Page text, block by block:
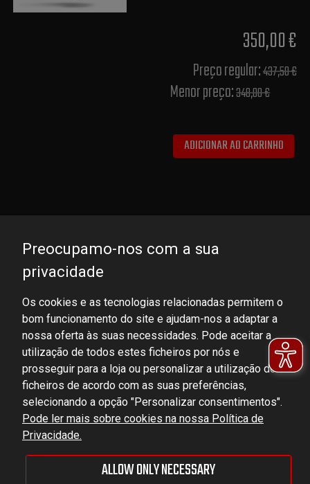
350,00 €
Preço regular:437,50 €
Menor preço:348,00 €
ADICIONAR AO CARRINHO
DOMINATOR GROUP Sp. z o.o.
Ludowa 59, 43-514 Kaniów, POLAND
VAT ID No.: 6521751083
dominator@dominator.pl
© Copyright 2022 | Dominator Group Sp. z o. o.
Preocupamo-nos com a sua
privacidade
Os cookies e as tecnologias relacionadas permitem o
bom funcionamento do site e ajudam-nos a adaptar a
nossa oferta às suas necessidades. Pode aceitar a
utilização de todos estes ficheiros por nós e
prosseguir para a loja ou personalizar a utilização dos
ficheiros de acordo com as suas preferências,
selecionando a opção "Personalizar consentimentos".
Pode ler mais sobre cookies na nossa Política de
Privacidade.
ALLOW ONLY NECESSARY